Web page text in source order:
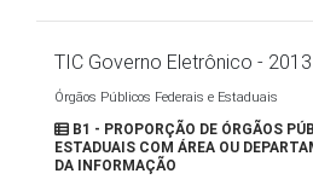
TIC Governo Eletrônico - 2013
Órgãos Públicos Federais e Estaduais
B1 - PROPORÇÃO DE ÓRGÃOS
ESTADUAIS COM ÁREA OU
DA INFORMAÇÃO